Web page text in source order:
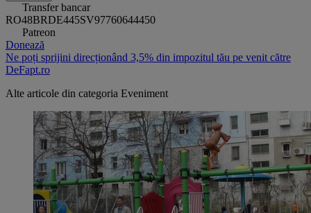
Transfer bancar
RO48BRDE445SV97760644450
Patreon
Donează
Ne poți sprijini direcționând 3,5% din impozitul tău pe venit către
DeFapt.ro
Alte articole din categoria Eveniment